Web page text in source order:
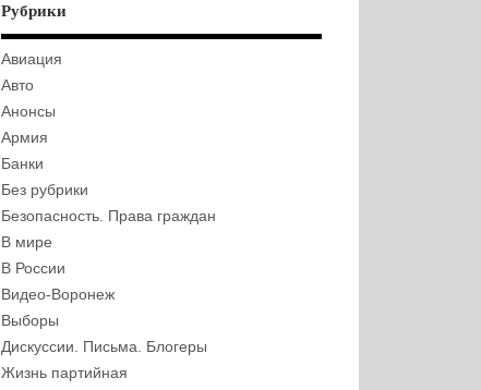
Рубрики
Авиация
Авто
Анонсы
Армия
Банки
Без рубрики
Безопасность. Права граждан
В мире
В России
Видео-Воронеж
Выборы
Дискуссии. Письма. Блогеры
Жизнь партийная